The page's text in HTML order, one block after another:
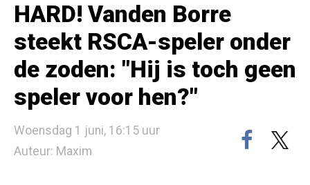
HARD! Vanden Borre
steekt RSCA-speler onder
de zoden: "Hij is toch geen
speler voor hen?"
Woensdag 1 juni, 16:15 uur
Auteur: Maxim